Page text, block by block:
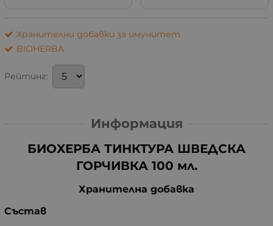
Хранителни добавки за имунитет
BIOHERBA
Рейтинг:
Информация
БИОХЕРБА ТИНКТУРА ШВЕДСКА
ГОРЧИВКА 100 мл.
Хранителна добавка
Състав